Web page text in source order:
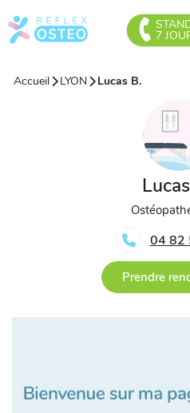
7
Accueil LYON Lucas B.
04 82
Prendre